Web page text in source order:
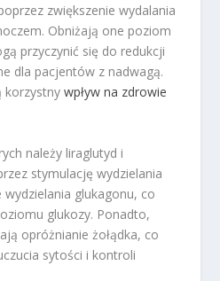
zwiększenie wydalania
Obniżają one poziom
przyczynić się do redukcji
dla pacjentów z nadwagą.
korzystnywpływ na zdrowie
należy liraglutyd i
stymulację wydzielania
glukagonu, co
glukozy. Ponadto,
opróżnianie żołądka, co
sytości i kontroli